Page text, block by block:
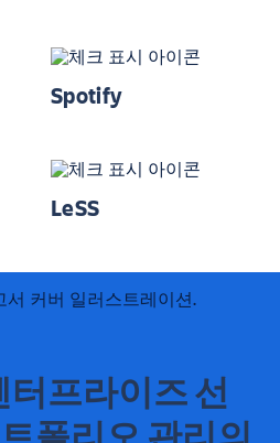
Spotify
LeSS
터프라이즈 선